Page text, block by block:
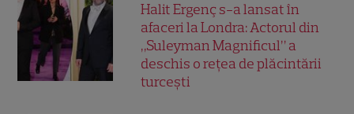
Halit Ergenç s-a lansat în
afaceri la Londra: Actorul din
„Suleyman Magnificul” a
deschis o rețea de plăcintării
turcești